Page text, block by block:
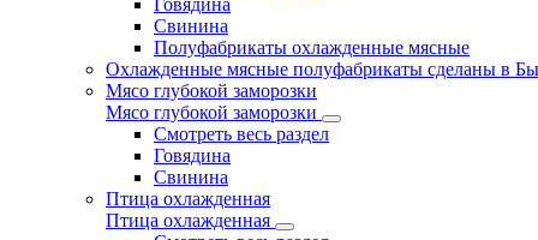
Говядина
Свинина
Полуфабрикаты охлажденные мясные
Охлажденные мясные полуфабрикаты сделаны в
Мясо глубокой заморозки
Мясо глубокой заморозки
Смотреть весь раздел
Говядина
Свинина
Птица охлажденная
Птица охлажденная